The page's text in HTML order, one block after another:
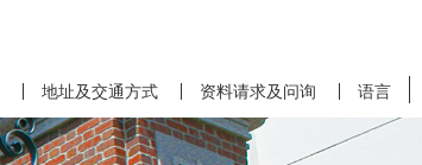
地址及交通方式 资料请求及问询 语言